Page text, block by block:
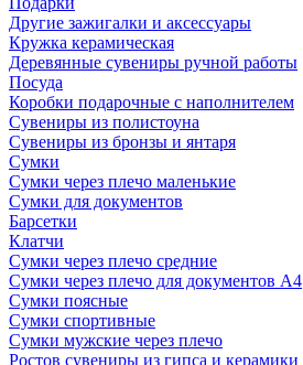
Другие зажигалки и аксессуары
Кружка керамическая
Деревянные сувениры ручной работы
Посуда
Коробки подарочные с наполнителем
Сувениры из полистоуна
Сувениры из бронзы и янтаря
Сумки
Сумки через плечо маленькие
Сумки для документов
Барсетки
Клатчи
Сумки через плечо средние
Сумки через плечо для документов А4
Сумки поясные
Сумки спортивные
Сумки мужские через плечо
Ростов сувениры из гипса и керамики